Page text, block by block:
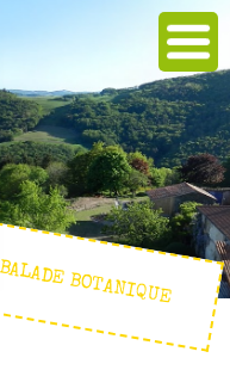
BALADE BOTANIQUE